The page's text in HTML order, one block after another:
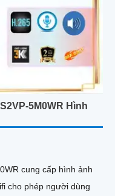
5M0WR Hình
cung cấp hình ảnh
cho phép người dùng